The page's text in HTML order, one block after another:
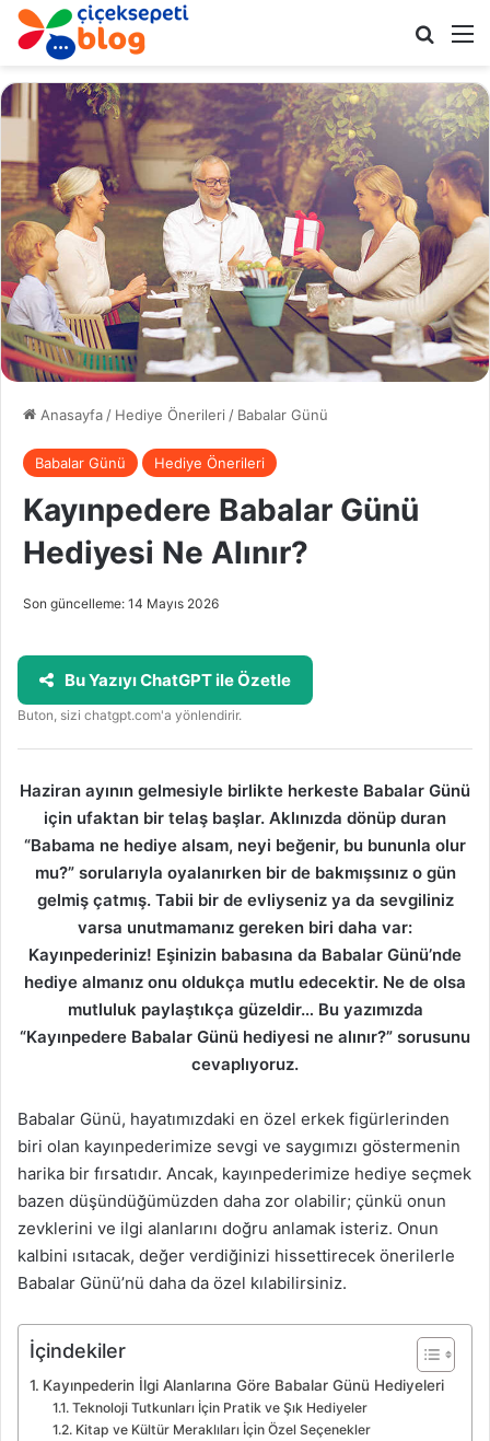
Anasayfa / Hediye Önerileri / Babalar Günü
Babalar Günü Hediye Önerileri
Kayınpedere Babalar Günü
Hediyesi Ne Alınır?
Son güncelleme: 14 Mayıs 2026
Bu Yazıyı ChatGPT ile Özetle
Buton, sizi chatgpt.com'a yönlendirir.
Haziran ayının gelmesiyle birlikte herkeste Babalar Günü
için ufaktan bir telaş başlar. Aklınızda dönüp duran
“Babama ne hediye alsam, neyi beğenir, bu bununla olur
mu?” sorularıyla oyalanırken bir de bakmışsınız o gün
gelmiş çatmış. Tabii bir de evliyseniz ya da sevgiliniz
varsa unutmamanız gereken biri daha var:
Kayınpederiniz! Eşinizin babasına da Babalar Günü’nde
hediye almanız onu oldukça mutlu edecektir. Ne de olsa
mutluluk paylaştıkça güzeldir… Bu yazımızda
“Kayınpedere Babalar Günü hediyesi ne alınır?” sorusunu
cevaplıyoruz.
Babalar Günü, hayatımızdaki en özel erkek figürlerinden
biri olan kayınpederimize sevgi ve saygımızı göstermenin
harika bir fırsatıdır. Ancak, kayınpederimize hediye seçmek
bazen düşündüğümüzden daha zor olabilir; çünkü onun
zevklerini ve ilgi alanlarını doğru anlamak isteriz. Onun
kalbini ısıtacak, değer verdiğinizi hissettirecek önerilerle
Babalar Günü’nü daha da özel kılabilirsiniz.
İçindekiler
Kayınpederin İlgi Alanlarına Göre Babalar Günü Hediyeleri
Teknoloji Tutkunları İçin Pratik ve Şık Hediyeler
Kitap ve Kültür Meraklıları İçin Özel Seçenekler